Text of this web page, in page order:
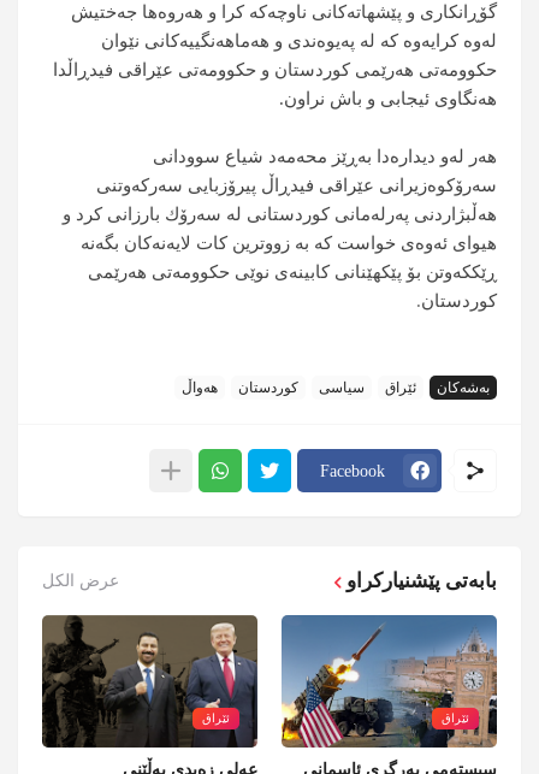
گۆڕانكاری و پێشهاتەكانی ناوچەكە كرا و هەروەها جەختیش
لەوە كرایەوە كە لە پەیوەندی و هەماهەنگییەكانی نێوان
حكوومەتی هەرێمی كوردستان و حكوومەتی عێراقی فیدڕاڵدا
هەنگاوی ئیجابی و باش نراون.
هەر لەو دیدارەدا بەڕێز محەمەد شیاع سوودانی
سەرۆكوەزیرانی عێراقی فیدڕاڵ پیرۆزبایی سەركەوتنی
هەڵبژاردنی پەرلەمانی كوردستانی لە سەرۆك بارزانی كرد و
هیوای ئەوەی خواست كە بە زووترین كات لایەنەكان بگەنە
ڕێككەوتن بۆ پێكهێنانی كابینەی نوێی حكوومەتی هەرێمی
كوردستان.
بەشەکان ئێراق سیاسی کوردستان هەواڵ
Facebook
بابەتی پێشنیارکراو عرض الكل
ئێراق
سیستەمی بەرگری ئاسمانی
ئێراق
عەلی زەیدی بەڵێنی